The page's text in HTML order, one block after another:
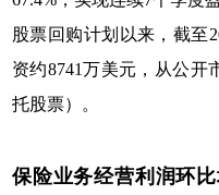
股票回购计划以来，截至
资约8741万美元，从公开
托股票）。
保险业务经营利润环